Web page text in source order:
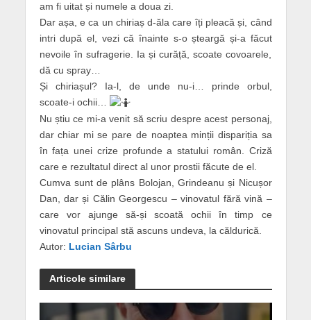
am fi uitat și numele a doua zi.
Dar așa, e ca un chiriaș d-ăla care îți pleacă și, când
intri după el, vezi că înainte s-o șteargă și-a făcut
nevoile în sufragerie. Ia și curăță, scoate covoarele,
dă cu spray…
Și chiriașul? Ia-l, de unde nu-i… prinde orbul,
scoate-i ochii…
Nu știu ce mi-a venit să scriu despre acest personaj,
dar chiar mi se pare de noaptea minții dispariția sa
în fața unei crize profunde a statului român. Criză
care e rezultatul direct al unor prostii făcute de el.
Cumva sunt de plâns Bolojan, Grindeanu și Nicușor
Dan, dar și Călin Georgescu – vinovatul fără vină –
care vor ajunge să-și scoată ochii în timp ce
vinovatul principal stă ascuns undeva, la căldurică.
Autor: Lucian Sârbu
Articole similare